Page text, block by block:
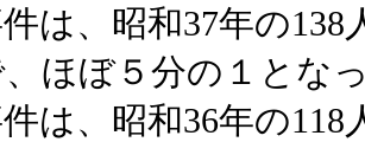
は、昭和37年の138
、ほぼ５分の１とな
は、昭和36年の118